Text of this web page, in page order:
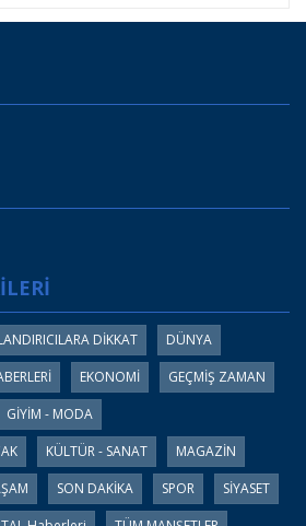
DİKKAT
DÜNYA
EKONOMİ
GEÇMİŞ ZAMAN
GİYİM - MODA
KÜLTÜR - SANAT
MAGAZİN
SON DAKİKA SPOR
SİYASET